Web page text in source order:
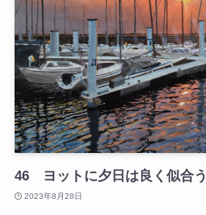
46 ヨットに夕日は良く似合う
2023年8月28日